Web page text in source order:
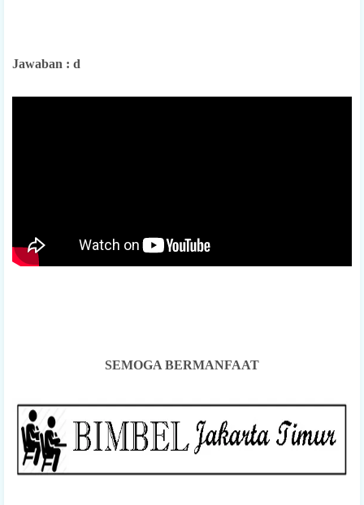
Jawaban : d
SEMOGA BERMANFAAT